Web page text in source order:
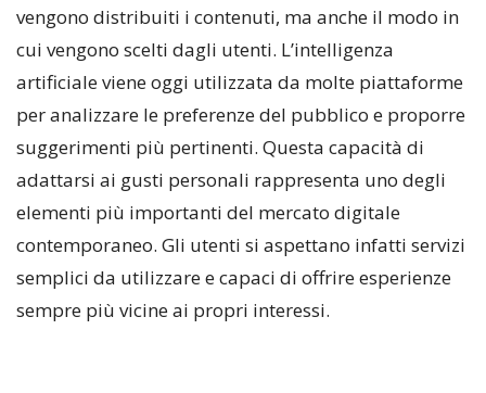
vengono distribuiti i contenuti, ma anche il modo in
cui vengono scelti dagli utenti. L’intelligenza
artificiale viene oggi utilizzata da molte piattaforme
per analizzare le preferenze del pubblico e proporre
suggerimenti più pertinenti. Questa capacità di
adattarsi ai gusti personali rappresenta uno degli
elementi più importanti del mercato digitale
contemporaneo. Gli utenti si aspettano infatti servizi
semplici da utilizzare e capaci di offrire esperienze
sempre più vicine ai propri interessi.